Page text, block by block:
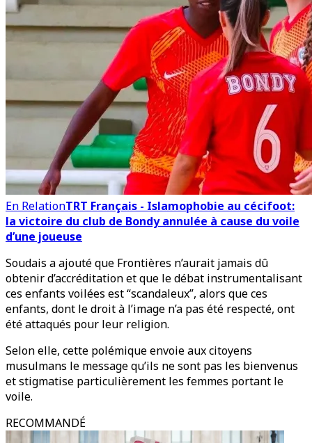
En RelationTRT Français - Islamophobie au cécifoot:
la victoire du club de Bondy annulée à cause du voile
d’une joueuse
Soudais a ajouté que Frontières n’aurait jamais dû
obtenir d’accréditation et que le débat instrumentalisant
ces enfants voilées est “scandaleux”, alors que ces
enfants, dont le droit à l’image n’a pas été respecté, ont
été attaqués pour leur religion.
Selon elle, cette polémique envoie aux citoyens
musulmans le message qu’ils ne sont pas les bienvenus
et stigmatise particulièrement les femmes portant le
voile.
RECOMMANDÉ